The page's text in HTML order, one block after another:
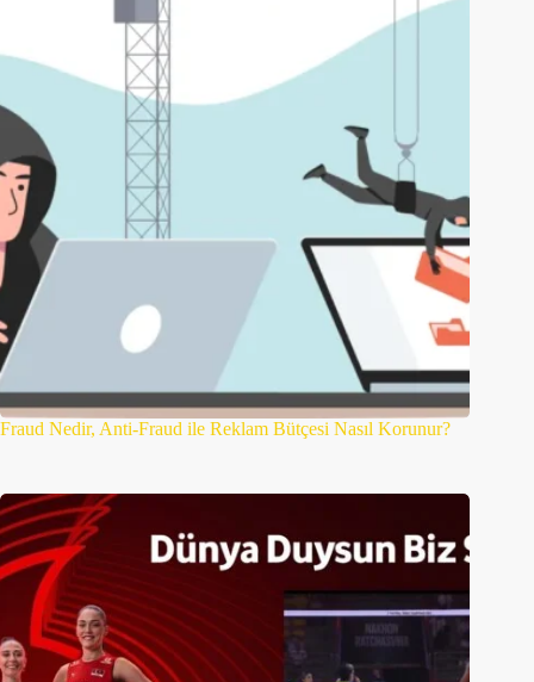
Fraud Nedir, Anti-Fraud ile Reklam Bütçesi Nasıl Korunur?